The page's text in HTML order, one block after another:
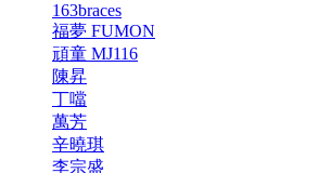
163braces
福夢 FUMON
頑童 MJ116
陳昇
丁噹
萬芳
辛曉琪
李宗盛